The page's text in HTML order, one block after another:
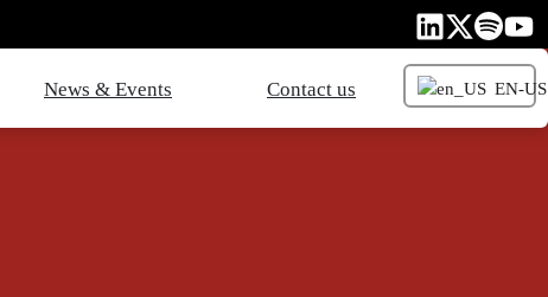
News & Events Contact us EN-US